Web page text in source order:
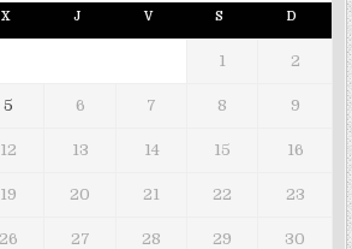
X J V S D
1 2
5 6 7 8 9
12 13 14 15 16
19 20 21 22 23
26 27 28 29 30